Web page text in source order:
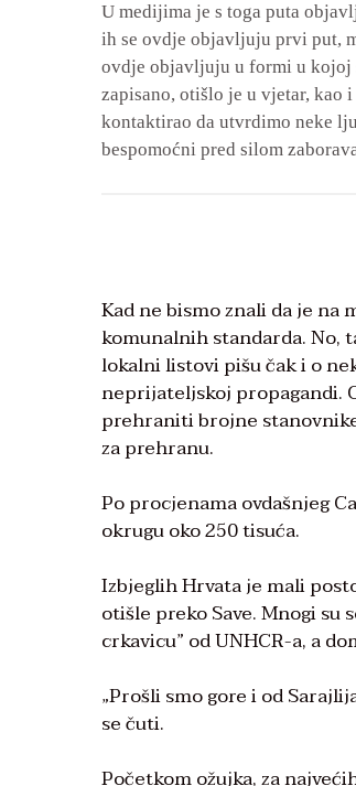
U medijima je s toga puta
ih se ovdje objavljuju prvi put,
ovdje objavljuju u formi u kojoj
zapisano, otišlo je u vjetar, kao
kontaktirao da utvrdimo neke
bespomoćni pred silom
Kad ne bismo znali da je
komunalnih standarda. No,
lokalni listovi pišu čak i o
neprijateljskoj propagandi.
prehraniti brojne
za prehranu.
Po procjenama ovdašnjeg
okrugu oko 250 tisuća.
Izbjeglih Hrvata je mali
otišle preko Save. Mnogi
crkavicu” od UNHCR-a, a
„Prošli smo gore i od
se čuti.
Početkom ožujka, za